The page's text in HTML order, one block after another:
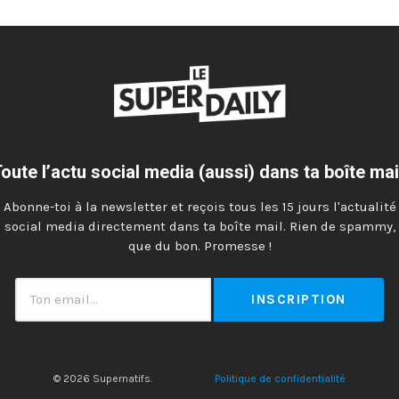
l’actu social media (aussi) dans ta boîte
Abonne-toi à la newsletter et reçois tous les 15 jours l'actualité
social media directement dans ta boîte mail. Rien de spammy,
que du bon. Promesse !
© 2026 Supernatifs. Politique de confidentialité